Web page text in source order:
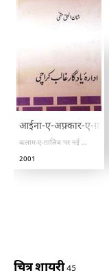
आईना-ए-अफ़्कार-ए-
कलाम-ए-ग़ालिब पर नई रौशनी
2001
चित्र शायरी45